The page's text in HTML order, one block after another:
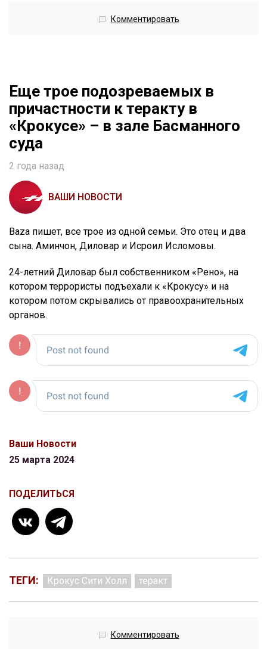
Комментировать
Еще трое подозреваемых в
причастности к теракту в
«Крокусе» – в зале Басманного
суда
2 года назад
ВАШИ НОВОСТИ
Baza пишет, все трое из одной семьи. Это отец и два
сына. Аминчон, Диловар и Исроил Исломовы.
24-летний Диловар был собственником «Рено», на
котором террористы подъехали к «Крокусу» и на
котором потом скрывались от правоохранительных
органов.
Ваши Новости
25 марта 2024
ПОДЕЛИТЬСЯ
ТЕГИ: Крокус Сити Холл теракт
Комментировать